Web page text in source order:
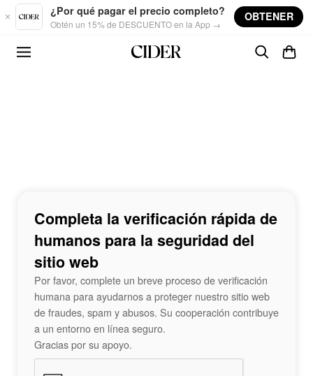
Skip to main content
¿Por qué pagar el precio completo?
Obtén un 15% de DESCUENTO en la App →
OBTENER
Completa la verificación rápida de
humanos para la seguridad del
sitio web
Por favor, complete un breve proceso de verificación
humana para ayudarnos a proteger nuestro sitio web
de fraudes, spam y abusos. Su cooperación contribuye
a un entorno en línea seguro.
Gracias por su apoyo.